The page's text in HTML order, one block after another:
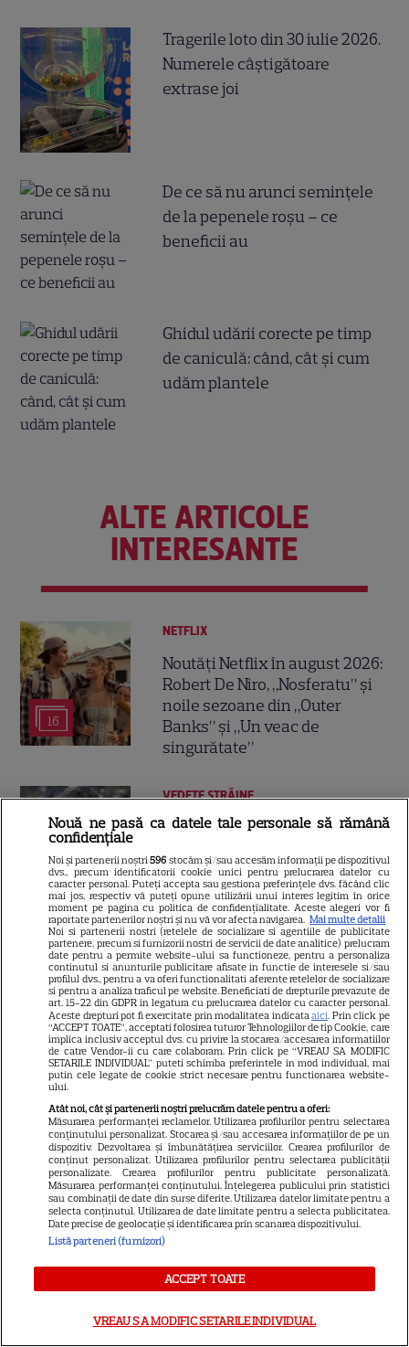
Tragerile loto din 30 iulie 2026.
Numerele câştigătoare
extrase joi
De ce să nu arunci semințele
de la pepenele roșu – ce
beneficii au
Ghidul udării corecte pe timp
de caniculă: când, cât şi cum
udăm plantele
ALTE ARTICOLE
INTERESANTE
16
NETFLIX
Noutăți Netflix în august 2026:
Robert De Niro, „Nosferatu” și
noile sezoane din „Outer
Banks” și „Un veac de
singurătate”
14
VEDETE STRĂINE
Sean Astin din „Stăpânul
vândă casa din cauza
salariului mic: Câți bani a
primit de fapt
14
VEDETE STRĂINE
Elon Musk, atac la adresa
regizorului premiat cu Oscar
care a realizat documentarul
despre viața sa. Filmul are 232
de minute
3
VEDETE STRĂINE
Marvel are un nou Black
Panther. David Jonsson preia
moștenirea lui Chadwick
Boseman
VEDETE STRĂINE
Rider din Universul Marvel.
Nouă ne pasă ca datele tale personale să rămână
confidențiale
Noi și partenerii noștri596 stocăm și/sau accesăm informații pe dispozitivul
dvs., precum identificatorii cookie unici pentru prelucrarea datelor cu
caracter personal. Puteți accepta sau gestiona preferințele dvs. făcând clic
mai jos, respectiv vă puteți opune utilizării unui interes legitim în orice
moment pe pagina cu politica de confidențialitate. Aceste alegeri vor fi
raportate partenerilor noștri și nu vă vor afecta navigarea. Mai multe detalii
Noi si partenerii nostri (retelele de socializare si agentiile de publicitate
partenere, precum si furnizorii nostri de servicii de date analitice) prelucram
date pentru a permite website-ului sa functioneze, pentru a personaliza
continutul si anunturile publicitare afisate in functie de interesele si/sau
profilul dvs., pentru a va oferi functionalitati aferente retelelor de socializare
si pentru a analiza traficul pe website. Beneficiati de drepturile prevazute de
art. 15-22 din GDPR in legatura cu prelucrarea datelor cu caracter personal.
Aceste drepturi pot fi exercitate prin modalitatea indicataaici. Prin click pe
“ACCEPT TOATE”, acceptati folosirea tuturor Tehnologiilor de tip Cookie, care
implica inclusiv acceptul dvs. cu privire la stocarea/accesarea informatiilor
de catre Vendor-ii cu care colaboram. Prin click pe “VREAU SA MODIFIC
SETARILE INDIVIDUAL” puteti schimba preferintele in mod individual, mai
putin cele legate de cookie strict necesare pentru functionarea website-
ului.
Atât noi, cât și partenerii noștri prelucrăm datele pentru a oferi:
Măsurarea performanței reclamelor. Utilizarea profilurilor pentru selectarea
conținutului personalizat. Stocarea și/sau accesarea informațiilor de pe un
dispozitiv. Dezvoltarea și îmbunătățirea serviciilor. Crearea profilurilor de
conținut personalizat. Utilizarea profilurilor pentru selectarea publicității
personalizate. Crearea profilurilor pentru publicitate personalizată.
Măsurarea performanței conținutului. Înțelegerea publicului prin statistici
sau combinații de date din surse diferite. Utilizarea datelor limitate pentru a
selecta conținutul. Utilizarea de date limitate pentru a selecta publicitatea.
Date precise de geolocație și identificarea prin scanarea dispozitivului.
Listă parteneri (furnizori)
ACCEPT TOATE
VREAU SA MODIFIC SETARILE INDIVIDUAL